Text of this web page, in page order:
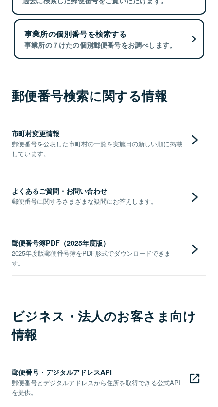
事業所の個別番号を検索する
事業所の７けたの個別郵便番号をお調べします。
郵便番号検索に関する情報
市町村変更情報
郵便番号を公表した市町村の一覧を実施日の新しい順に掲載
しています。
よくあるご質問・お問い合わせ
郵便番号に関するさまざまな疑問にお答えします。
郵便番号簿PDF（2025年度版）
2025年度版郵便番号簿をPDF形式でダウンロードできま
す。
ビジネス・法人のお客さま向け
情報
郵便番号・デジタルアドレスAPI
郵便番号とデジタルアドレスから住所を取得できる公式API
を提供。